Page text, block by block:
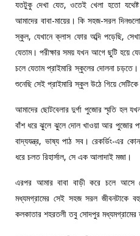
যতটুকু দেখা যেত, ওতেই খেলা হতো
আমাদের বাবা-মায়ের। কি সহজ-সরল
স্কুল, যেখানে ক্লাস ফোর অব্দি পড়েছি,
যেতাম। পরীক্ষার সময় যখন আগে ছুটি হয়ে
চলে যেতাম প্রাইমারি স্কুলের দোলনা
শুনেছি সেই প্রাইমারি স্কুল উঠে গিয়ে
আমাদের ছোটবেলার দুর্গা পুজোর স্মৃতি হল
বাঁশ ধরে ঝুলে ঝুলে দোল খাওয়া আর পুজোর
বাদ্যযন্ত্র, ভাষ্য পাঠ সব। রেকর্ডিং-এর
ধরে চলত রিহার্সাল, সে এক আলাদাই মজা।
এরপর আমার বাবা বাড়ী করে চলে আসে
মধ্যমগ্রামের সেই সহজ সরল জীবনটাকে
কলকাতার শহরতলী তবু সোদপুর মধ্যমগ্রামের